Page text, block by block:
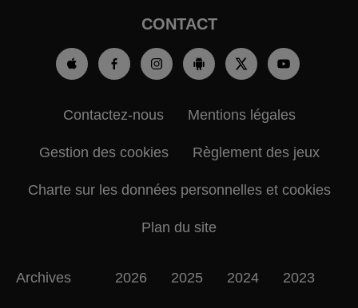
CONTACT
Contactez-nous Mentions légales
Gestion des cookies Règlement des jeux
Charte sur les données personnelles et cookies
Plan du site
Archives 2026 2025 2024 2023